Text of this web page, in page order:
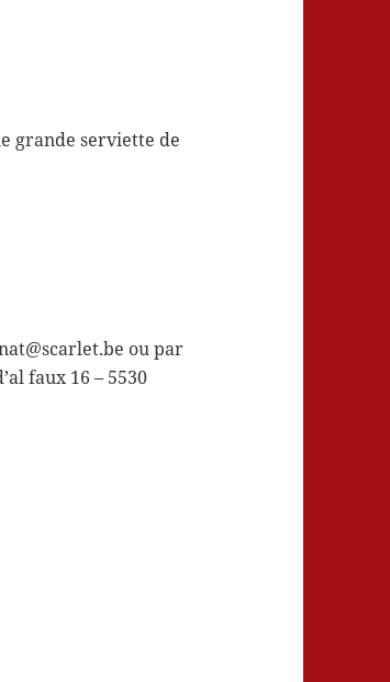
grande serviette de
ou par
faux 16 – 5530